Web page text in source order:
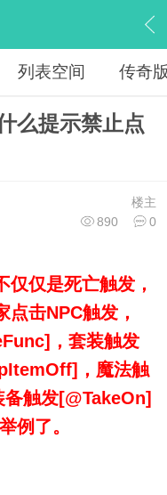
容
列表空间 传奇
么提示禁止点
楼主
890
0
仅是死亡触发，
击NPC触发，
，套装触发
，魔法触
触发[@TakeOn]
例了。